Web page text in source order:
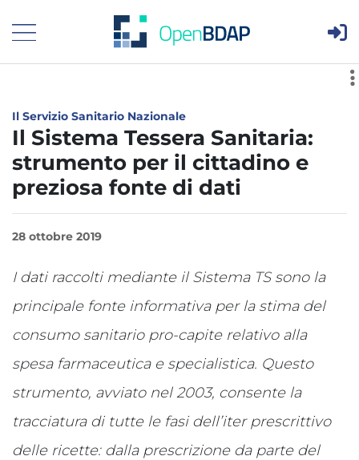
Visualizza menù principale
Il Servizio Sanitario Nazionale
Il Sistema Tessera Sanitaria:
strumento per il cittadino e
preziosa fonte di dati
28 ottobre 2019
I dati raccolti mediante il Sistema TS sono la
principale fonte informativa per la stima del
consumo sanitario pro-capite relativo alla
spesa farmaceutica e specialistica. Questo
strumento, avviato nel 2003, consente la
tracciatura di tutte le fasi dell’iter prescrittivo
delle ricette: dalla prescrizione da parte del